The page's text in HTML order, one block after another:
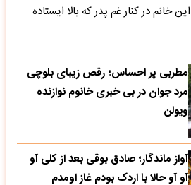
خانم در کنار غم پدر که بالا ایستاده
مطربی پر احساس؛ رقص زیبای بلوچی
مرد جوان در بی خبری خانوم نوازنده
ویولن
آواز ماندگار؛ صادق بوقی بعد از کلی آو
آو آو حالا با اردک بودم غاز اومدم